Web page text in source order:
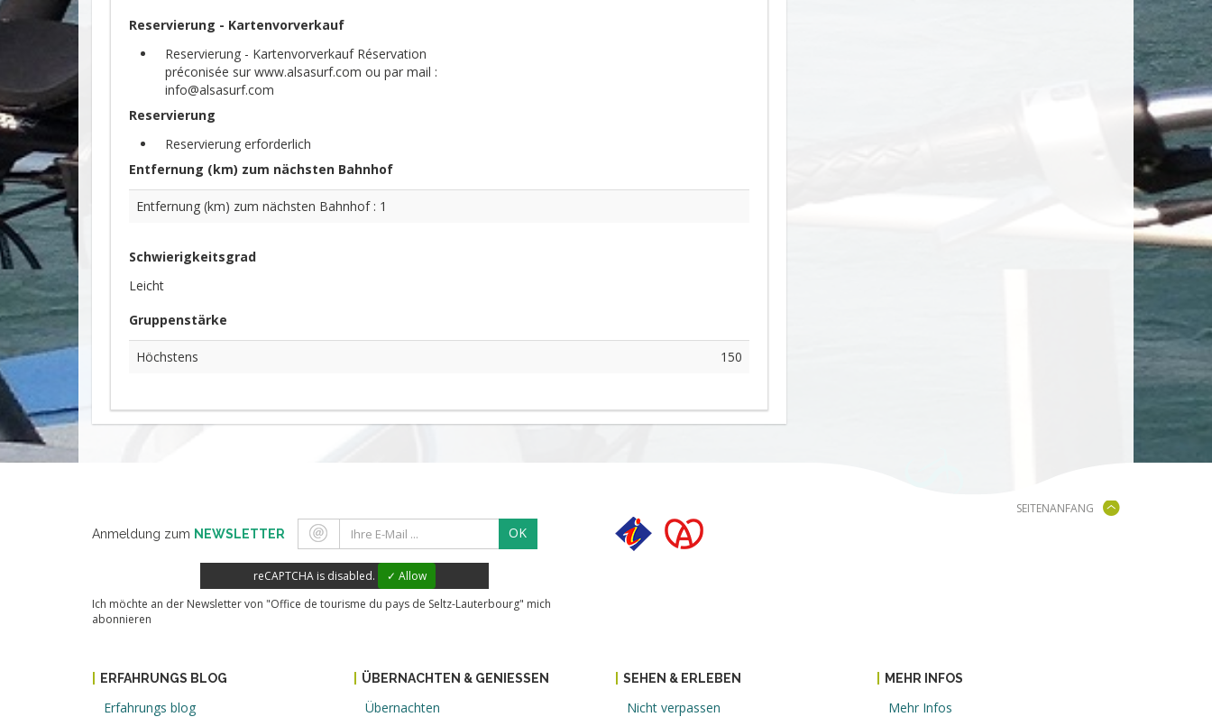
Reservierung - Kartenvorverkauf
Reservierung - Kartenvorverkauf Réservation
préconisée sur www.alsasurf.com ou par mail :
info@alsasurf.com
Reservierung
Reservierung erforderlich
Entfernung (km) zum nächsten Bahnhof
Entfernung (km) zum nächsten Bahnhof : 1
Schwierigkeitsgrad
Leicht
Gruppenstärke
Höchstens 150
Anmeldung zum NEWSLETTER OK
reCAPTCHA is disabled.
✓ Allow
Ich möchte an der Newsletter von "Office de tourisme du pays de Seltz-Lauterbourg" mich
abonnieren
SEITENANFANG
ERFAHRUNGS BLOG
Erfahrungs blog
ÜBERNACHTEN & GENIESSEN
Übernachten
SEHEN & ERLEBEN
Nicht verpassen
MEHR INFOS
Mehr Infos